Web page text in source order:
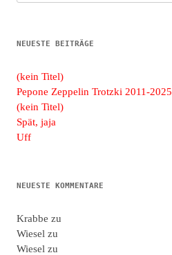
nach:
NEUESTE BEITRÄGE
(kein Titel)
Pepone Zeppelin Trotzki 2011-2025
(kein Titel)
Spät, jaja
Uff
NEUESTE KOMMENTARE
Krabbe zu
Wiesel zu
Wiesel zu